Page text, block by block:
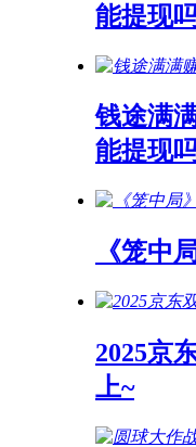
能提现
钱途满
能提现
《笼中
2025京
上~